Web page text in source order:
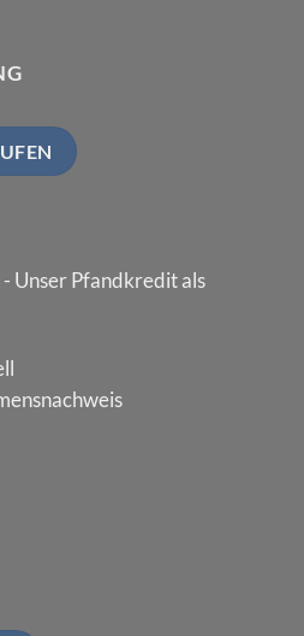
Unser Pfandkredit als